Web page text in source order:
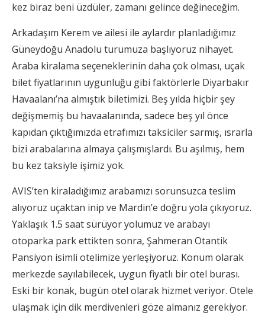
kez biraz beni üzdüler, zamanı gelince değineceğim.
Arkadaşım Kerem ve ailesi ile aylardır planladığımız
Güneydoğu Anadolu turumuza başlıyoruz nihayet.
Araba kiralama seçeneklerinin daha çok olması, uçak
bilet fiyatlarının uygunluğu gibi faktörlerle Diyarbakır
Havaalanı’na almıştık biletimizi. Beş yılda hiçbir şey
değişmemiş bu havaalanında, sadece beş yıl önce
kapıdan çıktığımızda etrafımızı taksiciler sarmış, ısrarla
bizi arabalarına almaya çalışmışlardı. Bu aşılmış, hem
bu kez taksiyle işimiz yok.
AVIS’ten kiraladığımız arabamızı sorunsuzca teslim
alıyoruz uçaktan inip ve Mardin’e doğru yola çıkıyoruz.
Yaklaşık 1.5 saat sürüyor yolumuz ve arabayı
otoparka park ettikten sonra, Şahmeran Otantik
Pansiyon isimli otelimize yerleşiyoruz. Konum olarak
merkezde sayılabilecek, uygun fiyatlı bir otel burası.
Eski bir konak, bugün otel olarak hizmet veriyor. Otele
ulaşmak için dik merdivenleri göze almanız gerekiyor.